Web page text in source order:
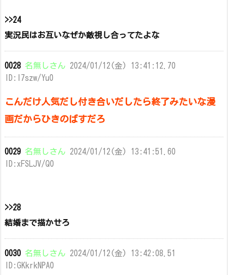
>>24
実況民はお互いなぜか敵視し合ってたよな
0028 名無しさん 2024/01/12(金) 13:41:12.70
ID:l7szw/Yu0
こんだけ人気だし付き合いだしたら終了みたいな漫
画だからひきのばすだろ
0029 名無しさん 2024/01/12(金) 13:41:51.60
ID:xFSLJV/Q0
>>28
結婚まで描かせろ
0030 名無しさん 2024/01/12(金) 13:42:08.51
ID:GKkrkNPA0